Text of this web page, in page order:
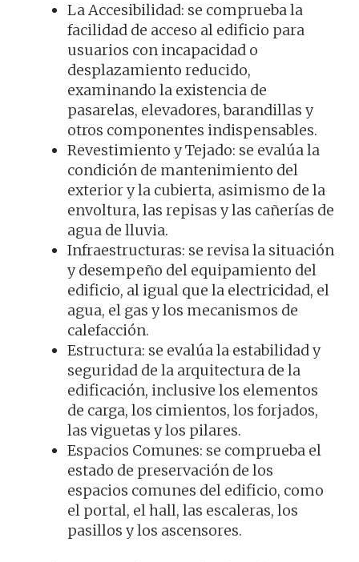
La Accesibilidad: se comprueba la
facilidad de acceso al edificio para
usuarios con incapacidad o
desplazamiento reducido,
examinando la existencia de
pasarelas, elevadores, barandillas y
otros componentes indispensables.
Revestimiento y Tejado: se evalúa la
condición de mantenimiento del
exterior y la cubierta, asimismo de la
envoltura, las repisas y las cañerías de
agua de lluvia.
Infraestructuras: se revisa la situación
y desempeño del equipamiento del
edificio, al igual que la electricidad, el
agua, el gas y los mecanismos de
calefacción.
Estructura: se evalúa la estabilidad y
seguridad de la arquitectura de la
edificación, inclusive los elementos
de carga, los cimientos, los forjados,
las viguetas y los pilares.
Espacios Comunes: se comprueba el
estado de preservación de los
espacios comunes del edificio, como
el portal, el hall, las escaleras, los
pasillos y los ascensores.